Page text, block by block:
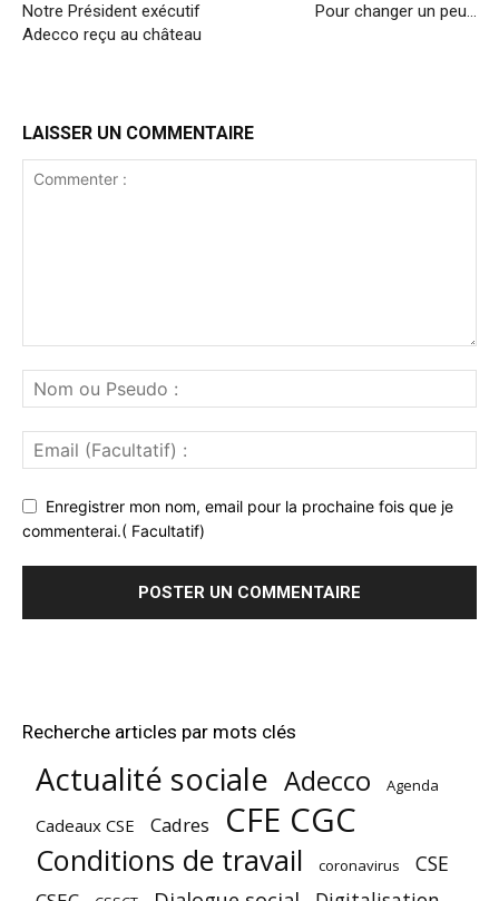
Notre Président exécutif
Adecco reçu au château
Pour changer un peu…
LAISSER UN COMMENTAIRE
Enregistrer mon nom, email pour la prochaine fois que je
commenterai.( Facultatif)
Recherche articles par mots clés
Actualité sociale Adecco Agenda
Cadeaux CSE Cadres CFE CGC
Conditions de travail coronavirus CSE